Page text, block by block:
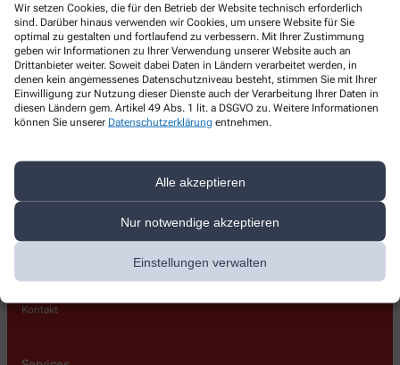
Wir setzen Cookies, die für den Betrieb der Website technisch erforderlich
sind. Darüber hinaus verwenden wir Cookies, um unsere Website für Sie
optimal zu gestalten und fortlaufend zu verbessern. Mit Ihrer Zustimmung
geben wir Informationen zu Ihrer Verwendung unserer Website auch an
Drittanbieter weiter. Soweit dabei Daten in Ländern verarbeitet werden, in
denen kein angemessenes Datenschutzniveau besteht, stimmen Sie mit Ihrer
Einwilligung zur Nutzung dieser Dienste auch der Verarbeitung Ihrer Daten in
diesen Ländern gem. Artikel 49 Abs. 1 lit. a DSGVO zu. Weitere Informationen
können Sie unserer Datenschutzerklärung entnehmen.
Alle akzeptieren
Nur notwendige akzeptieren
Einstellungen verwalten
Straubinger Straße 1b,94447 Plattling
099312208
0993171808
spitzweg_apotheke_plattling@t-online.de
Über uns
Heimversorgung
Kontakt